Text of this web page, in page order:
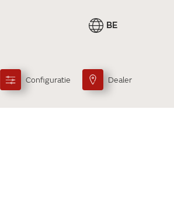
BE
Configuratie Dealer